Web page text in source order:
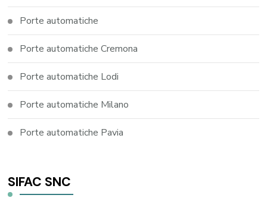
Porte automatiche
Porte automatiche Cremona
Porte automatiche Lodi
Porte automatiche Milano
Porte automatiche Pavia
SIFAC SNC